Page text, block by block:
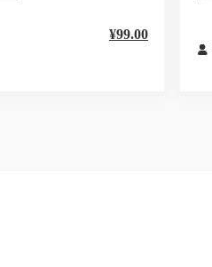
¥99.00
